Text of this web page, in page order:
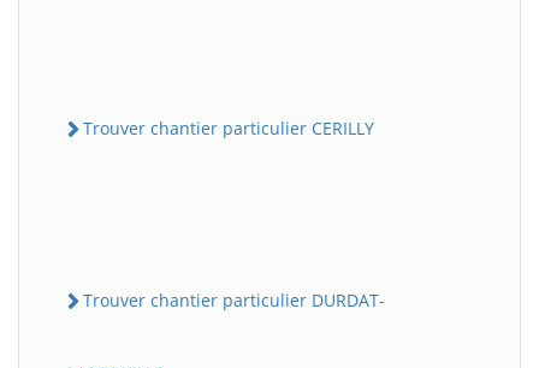
Trouver chantier particulier CERILLY
Trouver chantier particulier DURDAT-